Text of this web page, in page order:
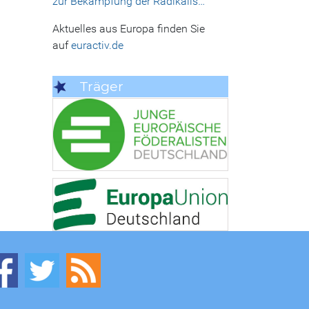
Aktuelles aus Europa finden Sie
aufeuractiv.de
Träger